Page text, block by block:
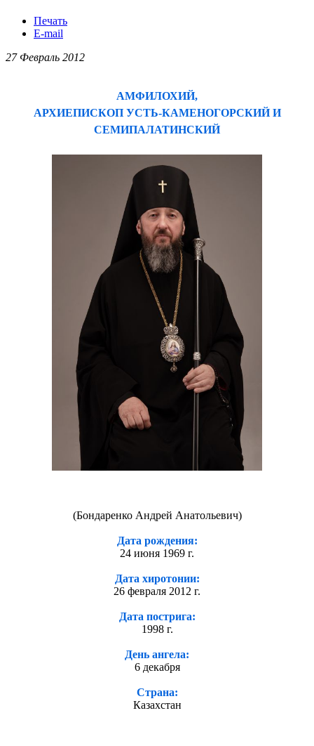
Печать
E-mail
27 Февраль 2012
АМФИЛОХИЙ,
АРХИЕПИСКОП УСТЬ-КАМЕНОГОРСКИЙ И
СЕМИПАЛАТИНСКИЙ
(Бондаренко Андрей Анатольевич)
Дата рождения:
24 июня 1969 г.
Дата хиротонии:
26 февраля 2012 г.
Дата пострига:
1998 г.
День ангела:
6 декабря
Страна:
Казахстан